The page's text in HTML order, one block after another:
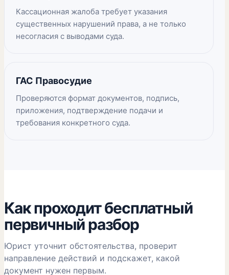
Кассационная жалоба требует указания
существенных нарушений права, а не только
несогласия с выводами суда.
ГАС Правосудие
Проверяются формат документов, подпись,
приложения, подтверждение подачи и
требования конкретного суда.
Как проходит бесплатный
первичный разбор
Юрист уточнит обстоятельства, проверит
направление действий и подскажет, какой
документ нужен первым.